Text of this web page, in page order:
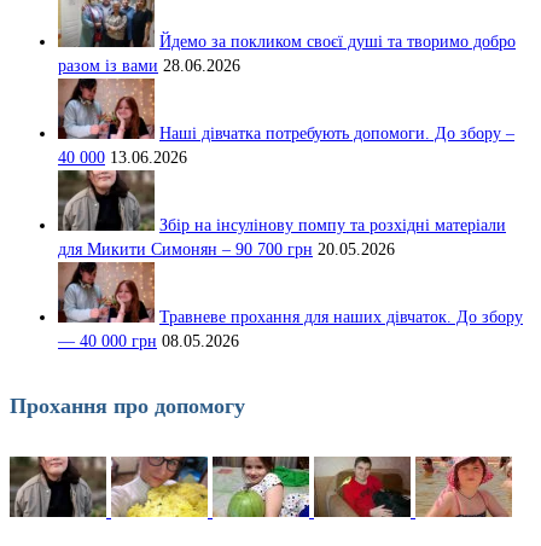
Йдемо за покликом своєї душі та творимо добро
разом із вами 28.06.2026
Наші дівчатка потребують допомоги. До збору –
40 000 13.06.2026
Збір на інсулінову помпу та розхідні матеріали
для Микити Симонян – 90 700 грн 20.05.2026
Травневе прохання для наших дівчаток. До збору
— 40 000 грн 08.05.2026
Прохання про допомогу